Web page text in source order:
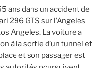
ans dans un accident de
296 GTS sur l’Angeles
Angeles. La voiture a
à la sortie d’un tunnel et
et son passager est